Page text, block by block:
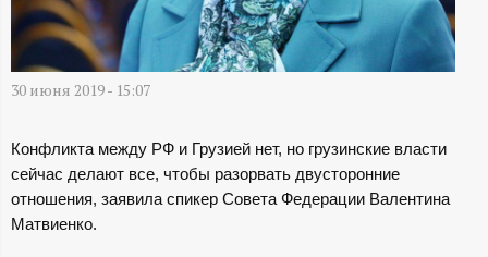
Й
Д
Н
-
30 июня 2019 - 15:07
Конфликта между РФ и Грузией нет, но грузинские власти
сейчас делают все, чтобы разорвать двусторонние
отношения, заявила спикер Совета Федерации Валентина
Матвиенко.